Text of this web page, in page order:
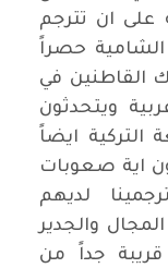
على ان تترجم
حصراً
القاطنين في
ويتحدثون
التركية ايضاً
اية صعوبات
لديهم
والجدير
قريبة جداً من